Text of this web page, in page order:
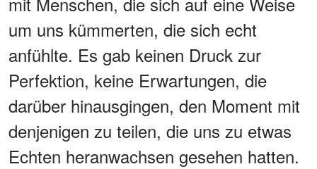
um uns kümmerten, die sich echt
anfühlte. Es gab keinen Druck zur
Perfektion, keine Erwartungen, die
darüber hinausgingen, den Moment mit
denjenigen zu teilen, die uns zu etwas
Echten heranwachsen gesehen hatten.